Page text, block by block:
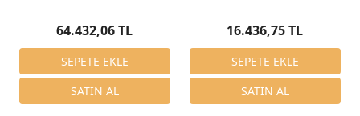
64.432,06 TL 16.436,75 TL